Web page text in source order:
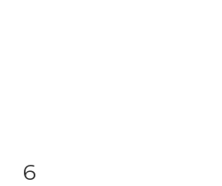
Fiche détaillée
6